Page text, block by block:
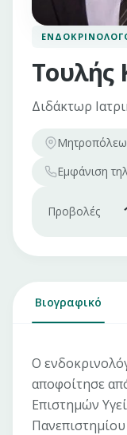
Τουλής
Διδάκτωρ
Εμφάνιση
Προβολές
Βιογραφικό
Ο
αποφοίτησε
Επιστημών